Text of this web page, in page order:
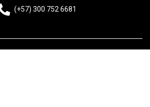
(+57) 300 752 6681